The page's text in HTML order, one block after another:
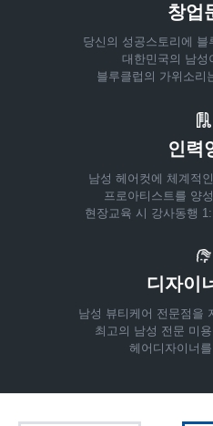
창업
당신의 성공스토리에 블
대한민국의 남성
블루클럽의 가위소리
인력
남성 헤어컷에 체계적
프로아티스트를 양
현장교육 시 강사동행
디자이
남성 뷰티케어 전문점을
최고의 남성 전문 미
헤어디자이너